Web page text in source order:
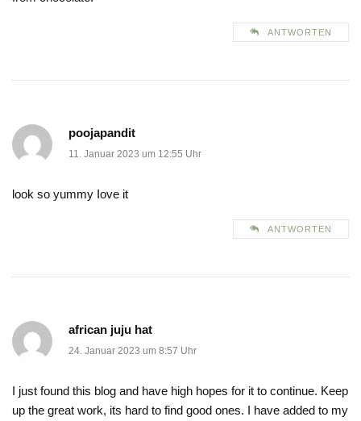
ANTWORTEN
poojapandit
11. Januar 2023 um 12:55 Uhr
look so yummy Iove it
ANTWORTEN
african juju hat
24. Januar 2023 um 8:57 Uhr
I just found this blog and have high hopes for it to continue. Keep
up the great work, its hard to find good ones. I have added to my